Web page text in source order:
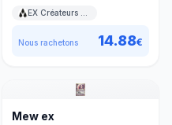
Nous rachetons 14.88€
Mew ex